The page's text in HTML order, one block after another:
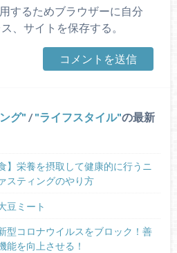
するためブラウザーに自分
、サイトを保存する。
グ / ライフスタイル の最新
】栄養を摂取して健康的に行うニ
スティングのやり方
豆ミート
型コロナウイルスをブロック！善
能を向上させる！